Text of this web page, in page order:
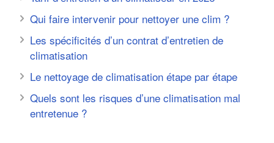
Qui faire intervenir pour nettoyer une clim ?
Les spécificités d’un contrat d’entretien de
climatisation
Le nettoyage de climatisation étape par étape
Quels sont les risques d’une climatisation mal
entretenue ?